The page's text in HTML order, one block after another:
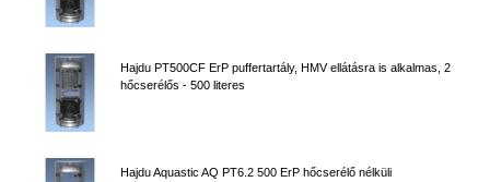
Hajdu PT500CF ErP puffertartály, HMV ellátásra is alkalmas, 2
hőcserélős - 500 literes
Hajdu Aquastic AQ PT6.2 500 ErP hőcserélő nélküli